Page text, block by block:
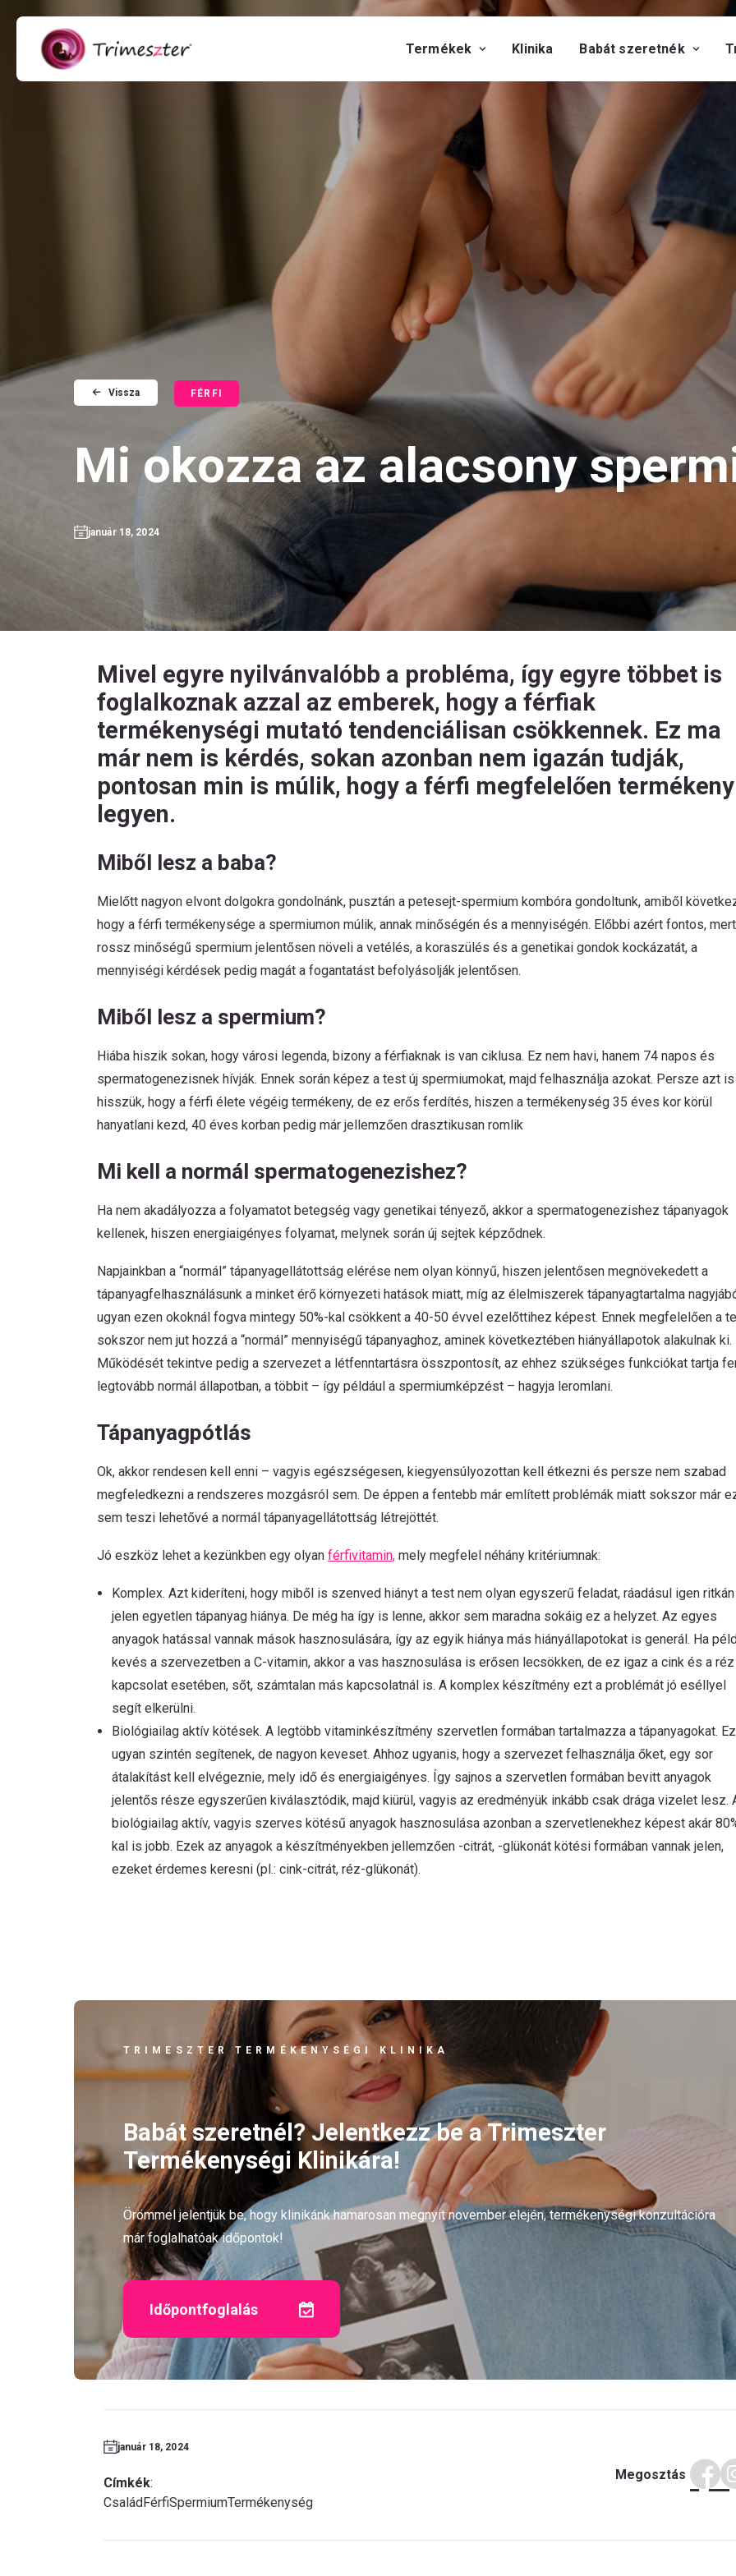
Termékek Klinika Babát szeretnék
Vissza FÉRFI
Mi okozza az alacsony
január 18, 2024
Mivel egyre nyilvánvalóbb a probléma, így egyre többet is
foglalkoznak azzal az emberek, hogy a férfiak
termékenységi mutató tendenciálisan csökkennek. Ez ma
már nem is kérdés, sokan azonban nem igazán tudják,
pontosan min is múlik, hogy a férfi megfelelően termékeny
legyen.
Miből lesz a baba?
Mielőtt nagyon elvont dolgokra gondolnánk, pusztán a petesejt-spermium kombóra gondoltunk, amiből
hogy a férfi termékenysége a spermiumon múlik, annak minőségén és a mennyiségén. Előbbi azért fontos,
rossz minőségű spermium jelentősen növeli a vetélés, a koraszülés és a genetikai gondok kockázatát, a
mennyiségi kérdések pedig magát a fogantatást befolyásolják jelentősen.
Miből lesz a spermium?
Hiába hiszik sokan, hogy városi legenda, bizony a férfiaknak is van ciklusa. Ez nem havi, hanem 74 napos és
spermatogenezisnek hívják. Ennek során képez a test új spermiumokat, majd felhasználja azokat. Persze azt is
hisszük, hogy a férfi élete végéig termékeny, de ez erős ferdítés, hiszen a termékenység 35 éves kor körül
hanyatlani kezd, 40 éves korban pedig már jellemzően drasztikusan romlik
Mi kell a normál spermatogenezishez?
Ha nem akadályozza a folyamatot betegség vagy genetikai tényező, akkor a spermatogenezishez tápanyagok
kellenek, hiszen energiaigényes folyamat, melynek során új sejtek képződnek.
Napjainkban a “normál” tápanyagellátottság elérése nem olyan könnyű, hiszen jelentősen megnövekedett a
tápanyagfelhasználásunk a minket érő környezeti hatások miatt, míg az élelmiszerek tápanyagtartalma
ugyan ezen okoknál fogva mintegy 50%-kal csökkent a 40-50 évvel ezelőttihez képest. Ennek megfelelően a
sokszor nem jut hozzá a “normál” mennyiségű tápanyaghoz, aminek következtében hiányállapotok alakulnak ki.
Működését tekintve pedig a szervezet a létfenntartásra összpontosít, az ehhez szükséges funkciókat tartja
legtovább normál állapotban, a többit – így például a spermiumképzést – hagyja leromlani.
Tápanyagpótlás
Ok, akkor rendesen kell enni – vagyis egészségesen, kiegyensúlyozottan kell étkezni és persze nem szabad
megfeledkezni a rendszeres mozgásról sem. De éppen a fentebb már említett problémák miatt sokszor már
sem teszi lehetővé a normál tápanyagellátottság létrejöttét.
Jó eszköz lehet a kezünkben egy olyan férfivitamin, mely megfelel néhány kritériumnak:
Komplex. Azt kideríteni, hogy miből is szenved hiányt a test nem olyan egyszerű feladat, ráadásul igen ritkán
jelen egyetlen tápanyag hiánya. De még ha így is lenne, akkor sem maradna sokáig ez a helyzet. Az egyes
anyagok hatással vannak mások hasznosulására, így az egyik hiánya más hiányállapotokat is generál. Ha
kevés a szervezetben a C-vitamin, akkor a vas hasznosulása is erősen lecsökken, de ez igaz a cink és a réz
kapcsolat esetében, sőt, számtalan más kapcsolatnál is. A komplex készítmény ezt a problémát jó eséllyel
segít elkerülni.
Biológiailag aktív kötések. A legtöbb vitaminkészítmény szervetlen formában tartalmazza a tápanyagokat.
ugyan szintén segítenek, de nagyon keveset. Ahhoz ugyanis, hogy a szervezet felhasználja őket, egy sor
átalakítást kell elvégeznie, mely idő és energiaigényes. Így sajnos a szervetlen formában bevitt anyagok
jelentős része egyszerűen kiválasztódik, majd kiürül, vagyis az eredményük inkább csak drága vizelet lesz.
biológiailag aktív, vagyis szerves kötésű anyagok hasznosulása azonban a szervetlenekhez képest akár
kal is jobb. Ezek az anyagok a készítményekben jellemzően -citrát, -glükonát kötési formában vannak jelen,
ezeket érdemes keresni (pl.: cink-citrát, réz-glükonát).
TRIMESZTER TERMÉKENYSÉGI KLINIKA
Babát szeretnél? Jelentkezz be a Trimeszter
Termékenységi Klinikára!
Örömmel jelentjük be, hogy klinikánk hamarosan megnyit november elején, termékenységi konzultációra
már foglalhatóak időpontok!
Időpontfoglalás
január 18, 2024
Címkék:
CsaládFérfiSpermiumTermékenység
Megosztás